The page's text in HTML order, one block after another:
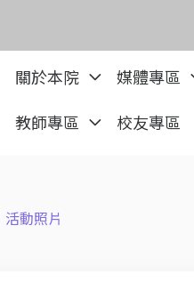
關於本院 媒體專區
教師專區
校友專區
活動照片